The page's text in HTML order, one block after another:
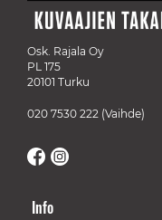
Osk. Rajala Oy
PL 175
20101 Turku
020 7530 222 (Vaihde)
Info